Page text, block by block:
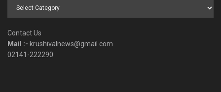
Contact Us
Mail :- krushivalnews@gmail.com
02141-222290